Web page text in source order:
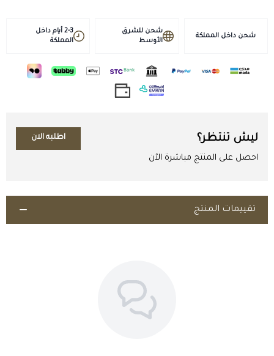
شحن داخل المملكة
شحن للشرق
الأوسط
2-3 أيام داخل
المملكة
ليش تنتظر؟
احصل على المنتج مباشرة الآن
اطلبه الان
اطلب المنتج
تقييمات المنتج